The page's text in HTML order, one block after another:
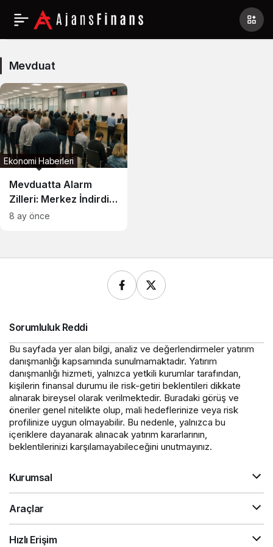
Mevduat
Haberleri
Mevduat
Mevduatta Alarm
Zilleri: Merkez İndirdi,
Bankalar Faizleri Geri
Ekonomi Haberleri
8 ay önce
Sorumluluk Reddi
Bu sayfada yer alan bilgi, analiz ve değerlendirmeler yatırım
danışmanlığı kapsamında sunulmamaktadır. Yatırım
danışmanlığı hizmeti, yalnızca yetkili kurumlar tarafından,
kişilerin finansal durumu ile risk-getiri beklentileri dikkate
alınarak bireysel olarak verilmektedir. Buradaki görüş ve
öneriler genel nitelikte olup, mali hedeflerinize veya risk
profilinize uygun olmayabilir. Bu nedenle, yalnızca bu
içeriklere dayanarak alınacak yatırım kararlarının,
beklentilerinizi karşılamayabileceğini unutmayınız.
Kurumsal
Araçlar
Hızlı Erişim